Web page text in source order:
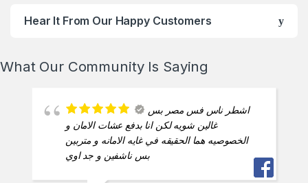
Hear It From Our Happy Customers
What Our Community Is Saying
اشطر ناس فس مصر بس
غالين شويه لكن انا بدفع عشات الامان و
الخصوصيه هما الحقيقه في غايه الامانه و متربين
بس ناشفين و جد اوي